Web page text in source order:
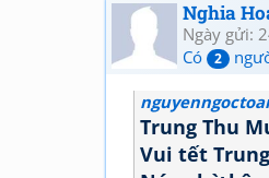
Nghia
Ngày gửi:
Có
2
Trung Thu
Vui tết